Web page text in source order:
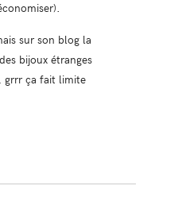
sur son blog la
bijoux étranges
grrr ça fait limite